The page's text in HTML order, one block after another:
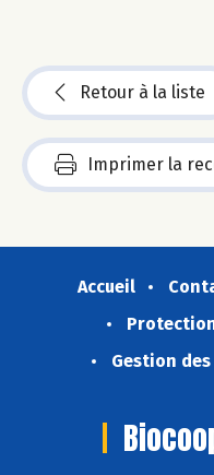
Retour à la liste
Imprimer la
Accueil
Gestion